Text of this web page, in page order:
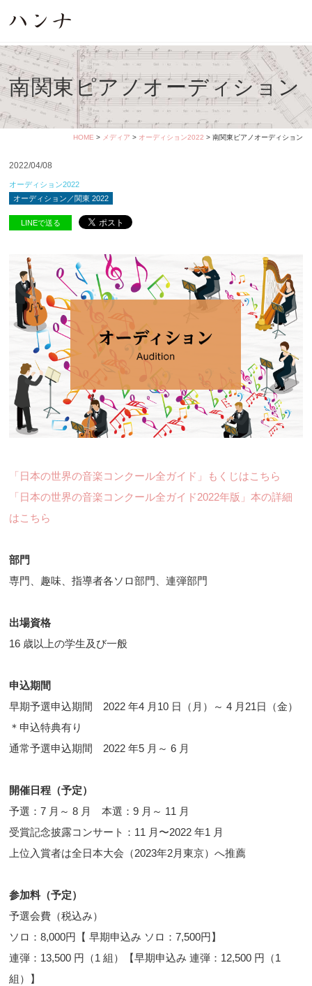
南関東ピアノオーディション
HOME > メディア > オーディション2022 > 南関東ピアノオーディション
2022/04/08
オーディション2022
オーディション／関東 2022
LINEで送る
「日本の世界の音楽コンクール全ガイド」もくじはこちら
「日本の世界の音楽コンクール全ガイド2022年版」本の詳細
はこちら
部門
専門、趣味、指導者各ソロ部門、連弾部門
出場資格
16 歳以上の学生及び一般
申込期間
早期予選申込期間 2022 年4 月10 日（月）～ 4 月21日（金）
＊申込特典有り
通常予選申込期間 2022 年5 月～ 6 月
開催日程（予定）
予選：7 月～ 8 月 本選：9 月～ 11 月
受賞記念披露コンサート：11 月〜2022 年1 月
上位入賞者は全日本大会（2023年2月東京）へ推薦
参加料（予定）
予選会費（税込み）
ソロ：8,000円【 早期申込み ソロ：7,500円】
連弾：13,500 円（1 組）【早期申込み 連弾：12,500 円（1
組）】